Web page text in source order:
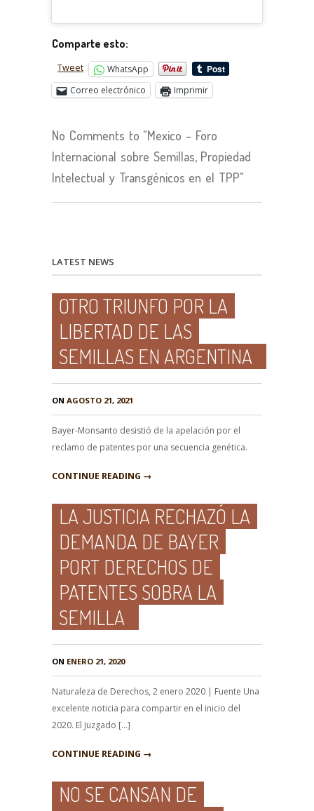
Comparte esto:
Tweet
WhatsApp
Correo electrónico
Imprimir
No Comments to "Mexico – Foro
Internacional sobre Semillas, Propiedad
Intelectual y Transgénicos en el TPP"
LATEST NEWS
OTRO TRIUNFO POR LA
LIBERTAD DE LAS
SEMILLAS EN ARGENTINA
ON AGOSTO 21, 2021
Bayer-Monsanto desistió de la apelación por el
reclamo de patentes por una secuencia genética.
CONTINUE READING →
LA JUSTICIA RECHAZÓ LA
DEMANDA DE BAYER
PORT DERECHOS DE
PATENTES SOBRA LA
SEMILLA
ON ENERO 21, 2020
Naturaleza de Derechos, 2 enero 2020 | Fuente Una
excelente noticia para compartir en el inicio del
2020. El Juzgado […]
CONTINUE READING →
NO SE CANSAN DE